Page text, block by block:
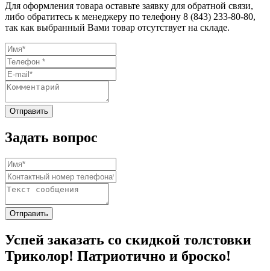
Для оформления товара оставьте заявку для обратной связи,
либо обратитесь к менеджеру по телефону 8 (843) 233-80-80,
так как выбранный Вами товар отсутствует на складе.
Задать вопрос
Успей заказать со скидкой толстовки
Триколор! Патриотично и броско!